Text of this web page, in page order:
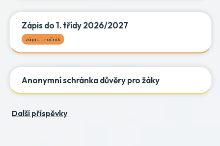
Zápis do 1. třídy 2026/2027
zápis 1. ročník
Anonymní schránka důvěry pro žáky
Další příspěvky